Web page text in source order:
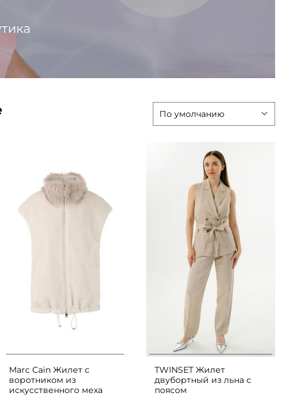
Marc Cain Жилет с
воротником из
искусственного меха
TWINSET Жилет
двубортный из льна с
поясом